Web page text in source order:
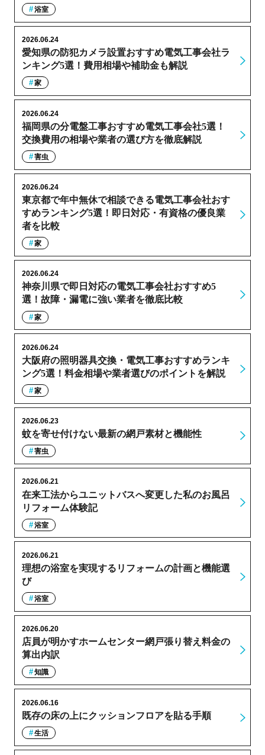
浴室
愛知県の防犯カメラ設置おすすめ電気工事会社ラ
ンキング5選！費用相場や補助金も解説
2026.06.24
家
福岡県の分電盤工事おすすめ電気工事会社5選！
交換費用の相場や業者の選び方を徹底解説
2026.06.24
害虫
東京都で年中無休で相談できる電気工事会社おす
すめランキング5選！即日対応・有資格の優良業
者を比較
2026.06.24
家
神奈川県で即日対応の電気工事会社おすすめ5
選！故障・漏電に強い業者を徹底比較
2026.06.24
家
大阪府の照明器具交換・電気工事おすすめランキ
ング5選！料金相場や業者選びのポイントを解説
2026.06.24
家
蚊を寄せ付けない最新の網戸素材と機能性
2026.06.23
害虫
在来工法からユニットバスへ変更した私のお風呂
リフォーム体験記
2026.06.21
浴室
理想の浴室を実現するリフォームの計画と機能選
び
2026.06.21
浴室
店員が明かすホームセンター網戸張り替え料金の
算出内訳
2026.06.20
知識
既存の床の上にクッションフロアを貼る手順
2026.06.16
生活